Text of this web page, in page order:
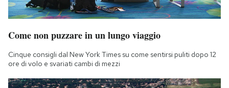
Come non puzzare in un lungo viaggio
Cinque consigli dal New York Times su come sentirsi puliti dopo 12
ore di volo e svariati cambi di mezzi